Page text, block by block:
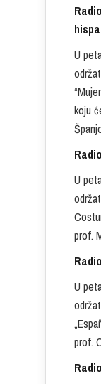
U
koju
U
prof.
U
prof.